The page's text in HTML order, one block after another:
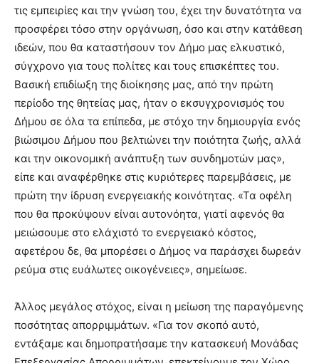
τις εμπειρίες και την γνώση του, έχει την δυνατότητα να
προσφέρει τόσο στην οργάνωση, όσο και στην κατάθεση
ιδεών, που θα καταστήσουν τον Δήμο μας ελκυστικό,
σύγχρονο για τους πολίτες και τους επισκέπτες του.
Βασική επιδίωξη της διοίκησης μας, από την πρώτη
περίοδο της θητείας μας, ήταν ο εκσυγχρονισμός του
Δήμου σε όλα τα επίπεδα, με στόχο την δημιουργία ενός
βιώσιμου Δήμου που βελτιώνει την ποιότητα ζωής, αλλά
και την οικονομική ανάπτυξη των συνδημοτών μας»,
είπε και αναφέρθηκε στις κυριότερες παρεμβάσεις, με
πρώτη την ίδρυση ενεργειακής κοινότητας. «Τα οφέλη
που θα προκύψουν είναι αυτονόητα, γιατί αφενός θα
μειώσουμε στο ελάχιστό το ενεργειακό κόστος,
αφετέρου δε, θα μπορέσει ο Δήμος να παράσχει δωρεάν
ρεύμα στις ευάλωτες οικογένειες», σημείωσε.
Άλλος μεγάλος στόχος, είναι η μείωση της παραγόμενης
ποσότητας απορριμμάτων. «Για τον σκοπό αυτό,
εντάξαμε και δημοπρατήσαμε την κατασκευή Μονάδας